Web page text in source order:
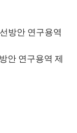
방안 연구용역
안 연구용역 제